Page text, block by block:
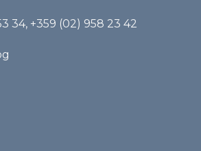
34, +359 (02) 958 23 42